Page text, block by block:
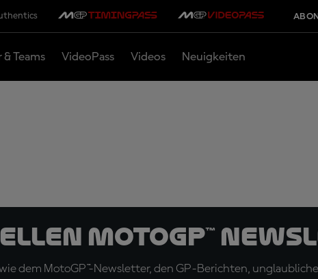
& Teams VideoPass Videos Neuigkeiten
MotoGP™
dem MotoGP™-Newsletter, den GP-Berichten,